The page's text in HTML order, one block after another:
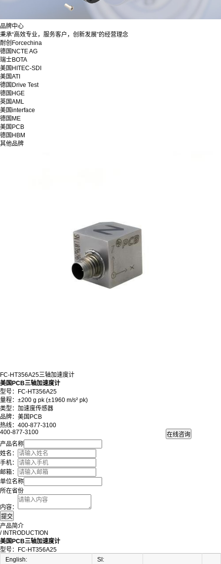
品牌中心
秉承“高效专业，服务客户，创新发展”的经营理念
耐创Forcechina
德国NCTE AG
瑞士BOTA
美国HITEC-SDI
美国ATI
德国Drive Test
德国HGE
英国AML
美国interface
德国ME
美国PCB
德国HBM
其他品牌
FC-HT356A25三轴加速度计
美国PCB三轴加速度计
型号：FC-HT356A25
量程：±200 g pk (±1960 m/s² pk)
类型：加速度传感器
品牌：美国PCB
热线：400-877-3100
400-877-3100
产品名称
姓名：
手机：
邮箱：
单位名称
所在省份
内容：
产品简介
/ INTRODUCTION
美国PCB三轴加速度计
型号：FC-HT356A25
English:
SI: